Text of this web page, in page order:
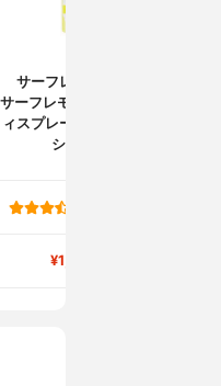
サーフレモネード
サーフレモネード ボデ
ィスプレーファンデー
ション
¥1,498